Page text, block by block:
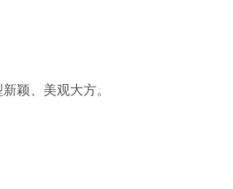
颖、美观大方。